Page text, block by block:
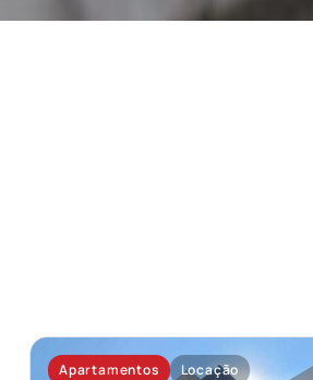
Apartamentos Locação